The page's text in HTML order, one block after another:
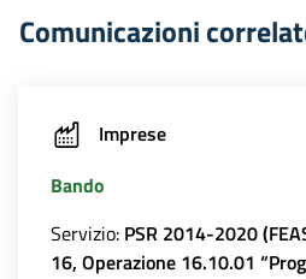
Comunicazioni
Imprese
Bando
Servizio: PSR 2014-2020
16, Operazione 16.10.01